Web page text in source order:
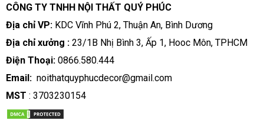
CÔNG TY TNHH NỘI THẤT QUÝ PHÚC
Địa chỉ VP: KDC Vĩnh Phú 2, Thuận An, Bình Dương
Địa chỉ xưởng :23/1B Nhị Bình 3, Ấp 1, Hooc Môn, TPHCM
Điện Thoại:0866.580.444
Email:noithatquyphucdecor@gmail.com
MST : 3703230154